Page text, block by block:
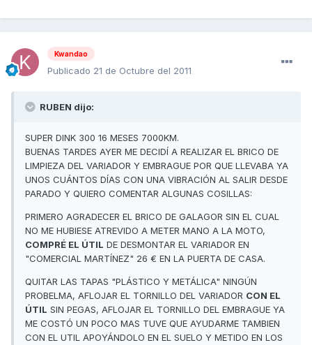
Kwandao
Publicado 21 de Octubre del 2011
RUBEN dijo:
SUPER DINK 300 16 MESES 7000KM.
BUENAS TARDES AYER ME DECIDÍ A REALIZAR EL BRICO DE
LIMPIEZA DEL VARIADOR Y EMBRAGUE POR QUE LLEVABA YA
UNOS CUÁNTOS DÍAS CON UNA VIBRACIÓN AL SALIR DESDE
PARADO Y QUIERO COMENTAR ALGUNAS COSILLAS:
PRIMERO AGRADECER EL BRICO DE GALAGOR SIN EL CUAL
NO ME HUBIESE ATREVIDO A METER MANO A LA MOTO,
COMPRÉ EL ÚTIL DE DESMONTAR EL VARIADOR EN
"COMERCIAL MARTÍNEZ" 26 € EN LA PUERTA DE CASA.
QUITAR LAS TAPAS "PLÁSTICO Y METÁLICA" NINGÚN
PROBELMA, AFLOJAR EL TORNILLO DEL VARIADOR CON EL
ÚTIL SIN PEGAS, AFLOJAR EL TORNILLO DEL EMBRAGUE YA
ME COSTÓ UN POCO MAS TUVE QUE AYUDARME TAMBIEN
CON EL UTIL APOYÁNDOLO EN EL SUELO Y METIDO EN LOS